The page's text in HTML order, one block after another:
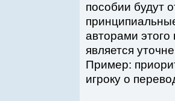
пособии будут
авторами
является
Пример:
игроку о